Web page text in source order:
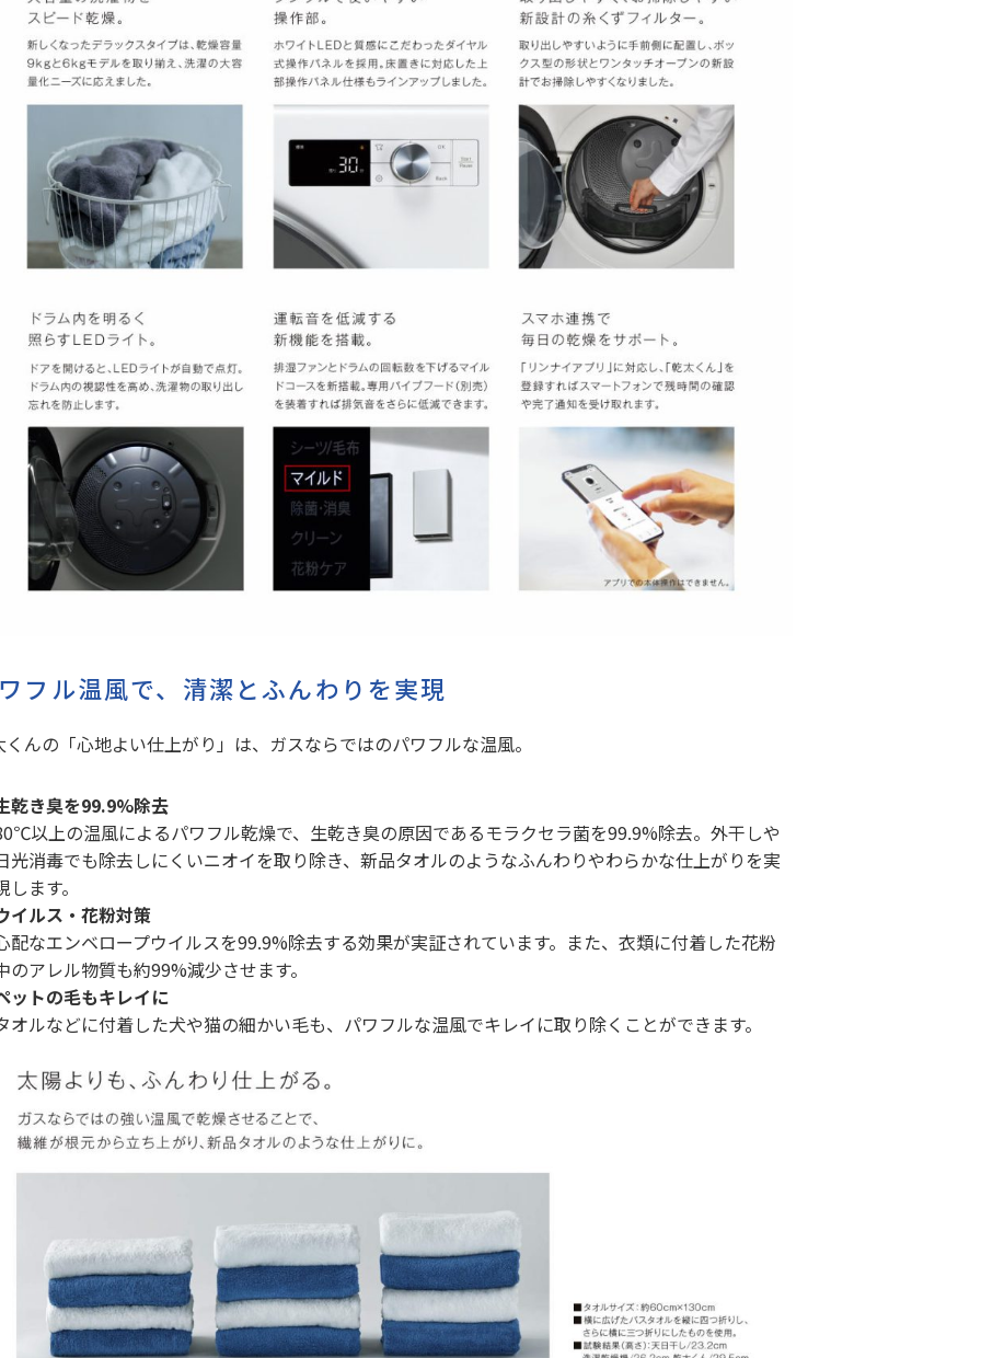
フル温風で、清潔とふんわりを実現
くんの「心地よい仕上がり」は、ガスならではのパワフルな温風。
乾き臭を99.9%除去
以上の温風によるパワフル乾燥で、生乾き臭の原因であるモラクセラ菌を99.9%除去。外干しや
光消毒でも除去しにくいニオイを取り除き、新品タオルのようなふんわりやわらかな仕上がりを実
します。
イルス・花粉対策
配なエンベロープウイルスを99.9%除去する効果が実証されています。また、衣類に付着した花粉
のアレル物質も約99%減少させます。
ットの毛もキレイに
オルなどに付着した犬や猫の細かい毛も、パワフルな温風でキレイに取り除くことができます。